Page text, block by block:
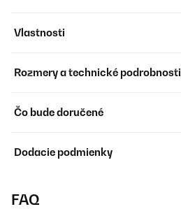
Vlastnosti
Rozmery a technické podrobnosti
Čo bude doručené
Dodacie podmienky
FAQ